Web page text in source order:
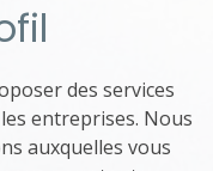
des services
entreprises. Nous
auxquelles vous